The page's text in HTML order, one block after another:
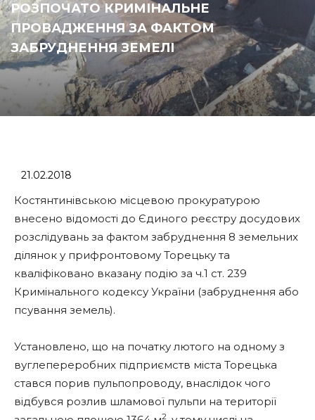
РОЗПОЧАТО КРИМІНАЛЬНЕ
ПРОВАДЖЕННЯ ЗА ФАКТОМ
ЗАБРУДНЕННЯ ЗЕМЕЛІ
21.02.2018
Костянтинівською місцевою прокуратурою
внесено відомості до Єдиного реєстру досудових
розслідувань за фактом забруднення 8 земельних
ділянок у прифронтовому Торецьку та
кваліфіковано вказану подію за ч.1 ст. 239
Кримінального кодексу України (забруднення або
псування земель).
Установлено, що на початку лютого на одному з
вуглепереробних підприємств міста Торецька
стався порив пульпопроводу, внаслідок чого
відбувся розлив шламової пульпи на території
2